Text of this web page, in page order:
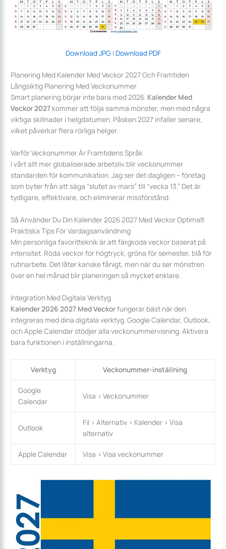
Download JPG| Download PDF
Planering Med Kalender Med Veckor 2027 Och Framtiden
Långsiktig Planering Med Veckonummer
Smart planering börjar inte bara med 2026. Kalender Med
Veckor 2027 kommer att följa samma mönster, men med några
viktiga skillnader i helgdatumen. Påsken 2027 infaller senare,
vilket påverkar flera rörliga helger.
Varför Veckonummer Är Framtidens Språk
I vårt allt mer globaliserade arbetsliv blir veckonummer
standarden för kommunikation. Jag ser det dagligen – företag
som byter från att säga “slutet av mars” till “vecka 13.” Det är
tydligare, effektivare, och eliminerar missförstånd.
Så Använder Du Din Kalender 2026 2027 Med Veckor Optimalt
Praktiska Tips För Vardagsanvändning
Min personliga favoritteknik är att färgkoda veckor baserat på
intensitet. Röda veckor för högtryck, gröna för semester, blå för
rutinarbete. Det låter kanske fånigt, men när du ser mönstren
över en hel månad blir planeringen så mycket enklare.
Integration Med Digitala Verktyg
Kalender 2026 2027 Med Veckorfungerar bäst när den
integreras med dina digitala verktyg. Google Calendar, Outlook,
och Apple Calendar stödjer alla veckonummervisning. Aktivera
bara funktionen i inställningarna.
Verktyg Veckonummer-inställning
Google
Calendar
Visa > Veckonummer
Outlook
Fil > Alternativ > Kalender > Visa
alternativ
Apple Calendar Visa > Visa veckonummer